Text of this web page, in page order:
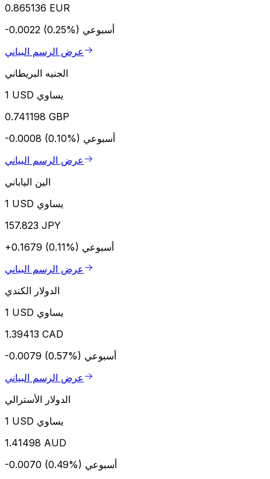
0.865136 EUR
-0.0022 (0.25%) أسبوعي
عرض الرسم البياني
الجنيه البريطاني
1 USD يساوي
0.741198 GBP
-0.0008 (0.10%) أسبوعي
عرض الرسم البياني
الين الياباني
1 USD يساوي
157.823 JPY
+0.1679 (0.11%) أسبوعي
عرض الرسم البياني
الدولار الكندي
1 USD يساوي
1.39413 CAD
-0.0079 (0.57%) أسبوعي
عرض الرسم البياني
الدولار الأسترالي
1 USD يساوي
1.41498 AUD
-0.0070 (0.49%) أسبوعي